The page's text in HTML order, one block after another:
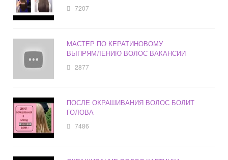
7207
МАСТЕР ПО КЕРАТИНОВОМУ
ВЫПРЯМЛЕНИЮ ВОЛОС ВАКАНСИИ
2877
ПОСЛЕ ОКРАШИВАНИЯ ВОЛОС БОЛИТ
ГОЛОВА
7486